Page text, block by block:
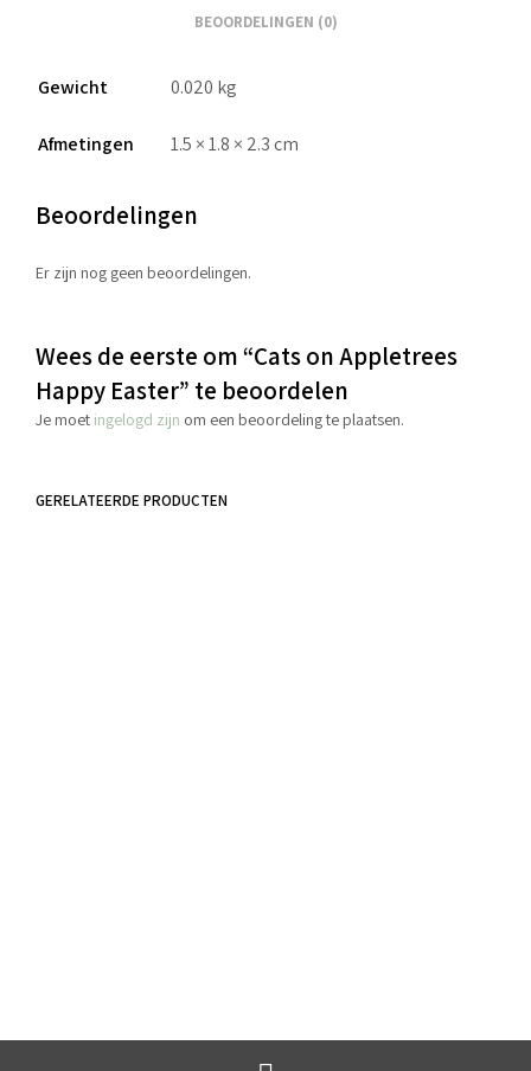
BEOORDELINGEN (0)
Gewicht 0.020 kg
Afmetingen 1.5 × 1.8 × 2.3 cm
Beoordelingen
Er zijn nog geen beoordelingen.
Wees de eerste om “Cats on Appletrees
Happy Easter” te beoordelen
Je moet ingelogd zijn om een beoordeling te plaatsen.
GERELATEERDE PRODUCTEN